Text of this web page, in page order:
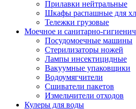
Прилавки нейтральные
Шкафы распашные для
Тележки грузовые
Моечное и санитарно-
Посудомоечные машины
Стерилизаторы ножей
Лампы инсектицидные
Вакуумные упаковщики
Водоумягчители
Сшиватели пакетов
Измельчители отходов
Кулеры для воды